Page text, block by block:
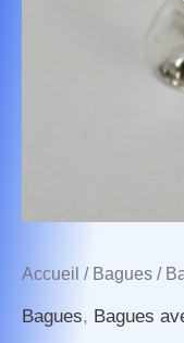
Accueil / Bagues /
Bagues, Bagues